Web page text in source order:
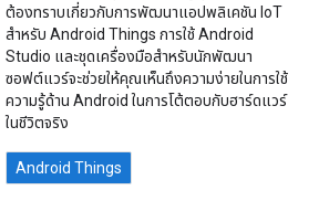
ต้องทราบเกี่ยวกับการพัฒนาแอปพลิเคชัน IoT
สำหรับ Android Things การใช้ Android
Studio และชุดเครื่องมือสำหรับนักพัฒนา
ซอฟต์แวร์จะช่วยให้คุณเห็นถึงความง่ายในการใช้
ความรู้ด้าน Android ในการโต้ตอบกับฮาร์ดแวร์
ในชีวิตจริง
Android Things